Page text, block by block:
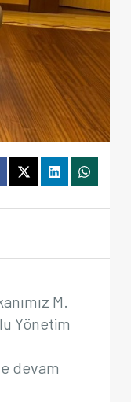
M.
Yönetim
devam